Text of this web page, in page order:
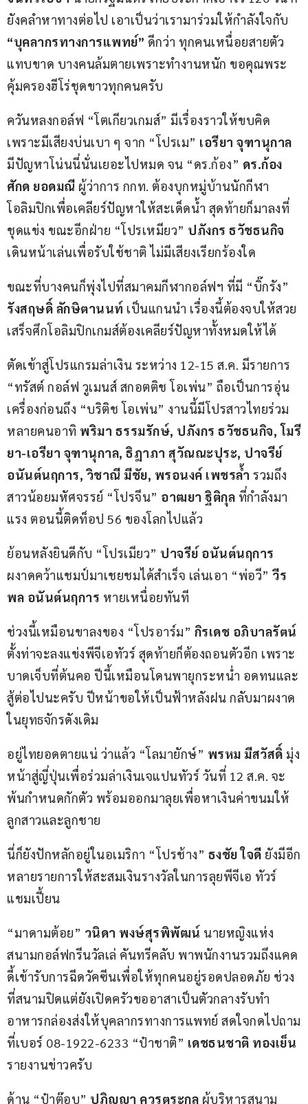
ยังคลำหาทางต่อไป เอาเป็นว่าเรามาร่วมให้กำลังใจกับ
“บุคลากรทางการแพทย์” ดีกว่า ทุกคนเหนื่อยสายตัว
แทบขาด บางคนล้มตายเพราะทำงานหนัก ขอคุณพระ
คุ้มครองฮีโร่ชุดขาวทุกคนครับ
ควันหลงกอล์ฟ “โตเกียวเกมส์” มีเรื่องราวให้ขบคิด
เพราะมีเสียงบ่นเบา ๆ จาก “โปรเม” เอรียา จุฑานุกาล
มีปัญหาโน่นนี่นั่นเยอะไปหมด จน “ดร.ก้อง” ดร.ก้อง
ศักด ยอดมณี ผู้ว่าการ กกท. ต้องบุกหมู่บ้านนักกีฬา
โอลิมปิกเพื่อเคลียร์ปัญหาให้สะเด็ดน้ำ สุดท้ายก็มาลงที่
ชุดแข่ง ขณะอีกฝ่าย “โปรเหมียว” ปภังกร ธวัชธนกิจ
เดินหน้าเล่นเพื่อรับใช้ชาติ ไม่มีเสียงเรียกร้องใด
ขณะที่บางคนก็พุ่งไปที่สมาคมกีฬากอล์ฟฯ ที่มี “บิ๊กรัง”
รังสฤษดิ์ ลักษิตานนท์ เป็นแกนนำ เรื่องนี้ต้องจบให้สวย
เสร็จศึกโอลิมปิกเกมส์ต้องเคลียร์ปัญหาทั้งหมดให้ได้
ตัดเข้าสู่โปรแกรมล่าเงิน ระหว่าง 12-15 ส.ค. มีรายการ
“ทรัสต์ กอล์ฟ วูเมนส์ สกอตติช โอเพ่น” ถือเป็นการอุ่น
เครื่องก่อนถึง “บริติช โอเพ่น” งานนี้มีโปรสาวไทยร่วม
หลายคนอาทิ พริมา ธรรมรักษ์, ปภังกร ธวัชธนกิจ, โมรี
ยา-เอรียา จุฑานุกาล, ธิฎาภา สุวัณณะปุระ, ปาจรีย์
อนันต์นฤการ, วิชาณี มีชัย, พรอนงค์ เพชรล้ำ รวมถึง
สาวน้อยมหัศจรรย์ “โปรจีน” อาฒยา ฐิติกุล ที่กำลังมา
แรง ตอนนี้ติดท็อป 56 ของโลกไปแล้ว
ย้อนหลังยินดีกับ “โปรเมียว” ปาจรีย์ อนันต์นฤการ
ผงาดคว้าแชมป์มาเชยชมได้สำเร็จ เล่นเอา “พ่อวี” วีร
พล อนันต์นฤการ หายเหนื่อยทันที
ช่วงนี้เหมือนขาลงของ “โปรอาร์ม” กิรเดช อภิบาลรัตน์
ตั้งท่าจะลงแข่งพีจีเอทัวร์ สุดท้ายก็ต้องถอนตัวอีก เพราะ
บาดเจ็บที่ต้นคอ ปีนี้เหมือนโดนพายุกระหน่ำ อดทนและ
สู้ต่อไปนะครับ ปีหน้าขอให้เป็นฟ้าหลังฝน กลับมาผงาด
ในยุทธจักรดังเดิม
อยู่ไทยอดตายแน่ ว่าแล้ว “โลมายักษ์” พรหม มีสวัสดิ์ มุ่ง
หน้าสู่ญี่ปุ่นเพื่อร่วมล่าเงินเจแปนทัวร์ วันที่ 12 ส.ค. จะ
พ้นกำหนดกักตัว พร้อมออกมาลุยเพื่อหาเงินค่าขนมให้
ลูกสาวและลูกชาย
นี่ก็ยังปักหลักอยู่ในอเมริกา “โปรช้าง” ธงชัย ใจดี ยังมีอีก
หลายรายการให้สะสมเงินรางวัลในการลุยพีจีเอ ทัวร์
แชมเปี้ยน
“มาดามต้อย” วนิดา พงษ์สุรพิพัฒน์ นายหญิงแห่ง
สนามกอล์ฟกรีนวัลเล่ คันทรีคลับ พาพนักงานรวมถึงแคด
ดี้เข้ารับการฉีดวัคซีนเพื่อให้ทุกคนอยู่รอดปลอดภัย ช่วง
ที่สนามปิดแต่ยังเปิดครัวขออาสาเป็นตัวกลางรับทำ
อาหารกล่องส่งให้บุคลากรทางการแพทย์ สดใจกดไปถาม
ที่เบอร์ 08-1922-6233 “ป๋าชาติ” เดชธนชาติ ทองเย็น
รายงานข่าวครับ
ด้าน “ป๋าต๊อบ” ปฏิญญา ควรตระกูล ผู้บริหารสนาม